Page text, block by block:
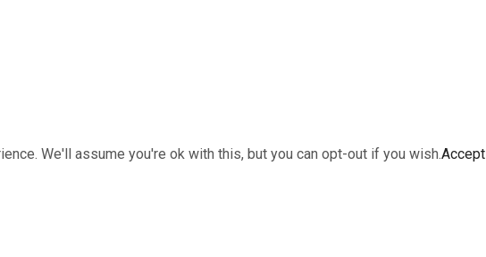
We'll assume you're ok with this, but you can opt-out if you wish.Accept